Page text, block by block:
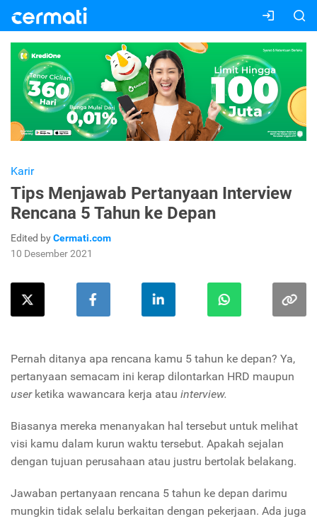
Karir
Tips Menjawab Pertanyaan Interview
Rencana 5 Tahun ke Depan
Edited byCermati.com
10 Desember 2021
Pernah ditanya apa rencana kamu 5 tahun ke depan? Ya,
pertanyaan semacam ini kerap dilontarkan HRD maupun
user ketika wawancara kerja atau interview.
Biasanya mereka menanyakan hal tersebut untuk melihat
visi kamu dalam kurun waktu tersebut. Apakah sejalan
dengan tujuan perusahaan atau justru bertolak belakang.
Jawaban pertanyaan rencana 5 tahun ke depan darimu
mungkin tidak selalu berkaitan dengan pekerjaan. Ada juga